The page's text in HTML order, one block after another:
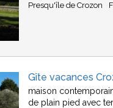
Presqu'île de Crozon
Gîte vacances
maison
de plain pied avec